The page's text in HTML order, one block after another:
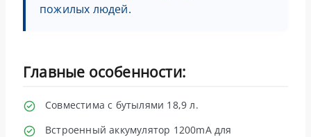
пожилых людей.
Главные особенности:
Совместима с бутылями 18,9 л.
Встроенный аккумулятор 1200mA для